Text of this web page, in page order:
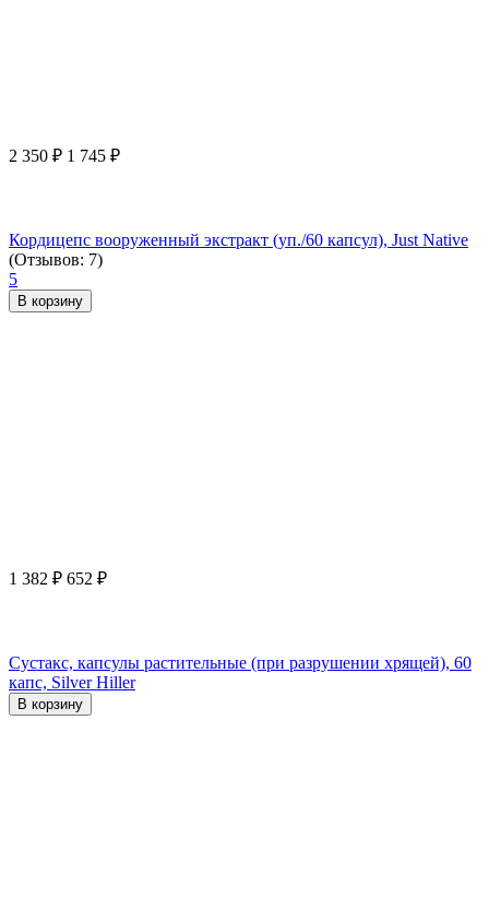
2 350 ₽ 1 745 ₽
Кордицепс вооруженный экстракт (уп./60 капсул), Just Native
(Отзывов: 7)
5
В корзину
1 382 ₽ 652 ₽
Сустакс, капсулы растительные (при разрушении хрящей), 60
капс, Silver Hiller
В корзину